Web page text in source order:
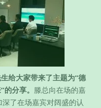
给大家带来了主题为“德
分享。 滕总向在场的嘉
了在场嘉宾对阔盛的认